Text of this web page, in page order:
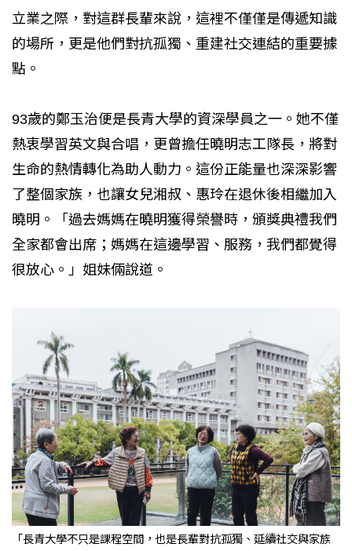
立業之際，對這群長輩來說，這裡不僅僅是傳遞知識
的場所，更是他們對抗孤獨、重建社交連結的重要據
點。
93歲的鄭玉治便是長青大學的資深學員之一。她不僅
熱衷學習英文與合唱，更曾擔任曉明志工隊長，將對
生命的熱情轉化為助人動力。這份正能量也深深影響
了整個家族，也讓女兒湘叔、惠玲在退休後相繼加入
曉明。「過去媽媽在曉明獲得榮譽時，頒獎典禮我們
全家都會出席；媽媽在這邊學習、服務，我們都覺得
很放心。」姐妹倆說道。
「長青大學不只是課程空間，也是長輩對抗孤獨、延續社交與家族